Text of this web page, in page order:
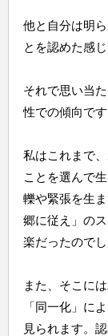
他と自分は明
とを認めた感じ
それで思い当
性での傾向です
私はこれまで
ことを選んで
轢や緊張を生
郷に従え」の
楽だったのでし
また、そこに
「同一化」に
見られます。